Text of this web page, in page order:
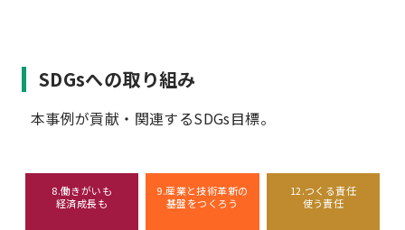
SDGsへの取り組み
本事例が貢献・関連するSDGs目標。
8.働きがいも
経済成長も
9.産業と技術革新の
基盤をつくろう
12.つくる責任
使う責任